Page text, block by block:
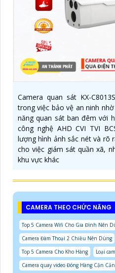
Camera quan sát KX-
trong việc bảo vệ an ninh
năng quan sát ban đêm với
công nghệ AHD CVI TVI
lượng hình ảnh sắc nét và rõ
cho việc giám sát quần xã,
khu vực khác
CAMERA THEO CHỨC NĂNG
Top 5 Camera Wifi Cho Gia Đình Nên
Camera Đàm Thoại 2 Chiều Nên Dùng
Top 5 Camera Cho Kho Hàng
Loại
Camera quay video Đóng Hàng Cận